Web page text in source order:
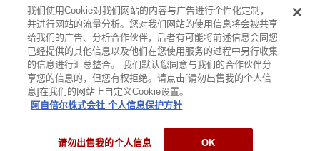
认证信息
全球网络
2026 Azbil Corporation. All Rights Reserved.
我们使用Cookie对我们网站的内容与广告进行个性化定制，
并进行网站的流量分析。您对我们网站的使用信息将会被共享
给我们的广告、分析合作伙伴，后者有可能将前述信息会同您
已经提供的其他信息以及他们在您使用服务的过程中另行收集
的信息进行汇总整合。 我们默认您同意与我们的合作伙伴分
享您的信息的，但您有权拒绝。请点击[请勿出售我的个人信
息]在我们的网站上自定义Cookie设置。
阿自倍尔株式会社 个人信息保护方针
请勿出售我的个人信息 OK